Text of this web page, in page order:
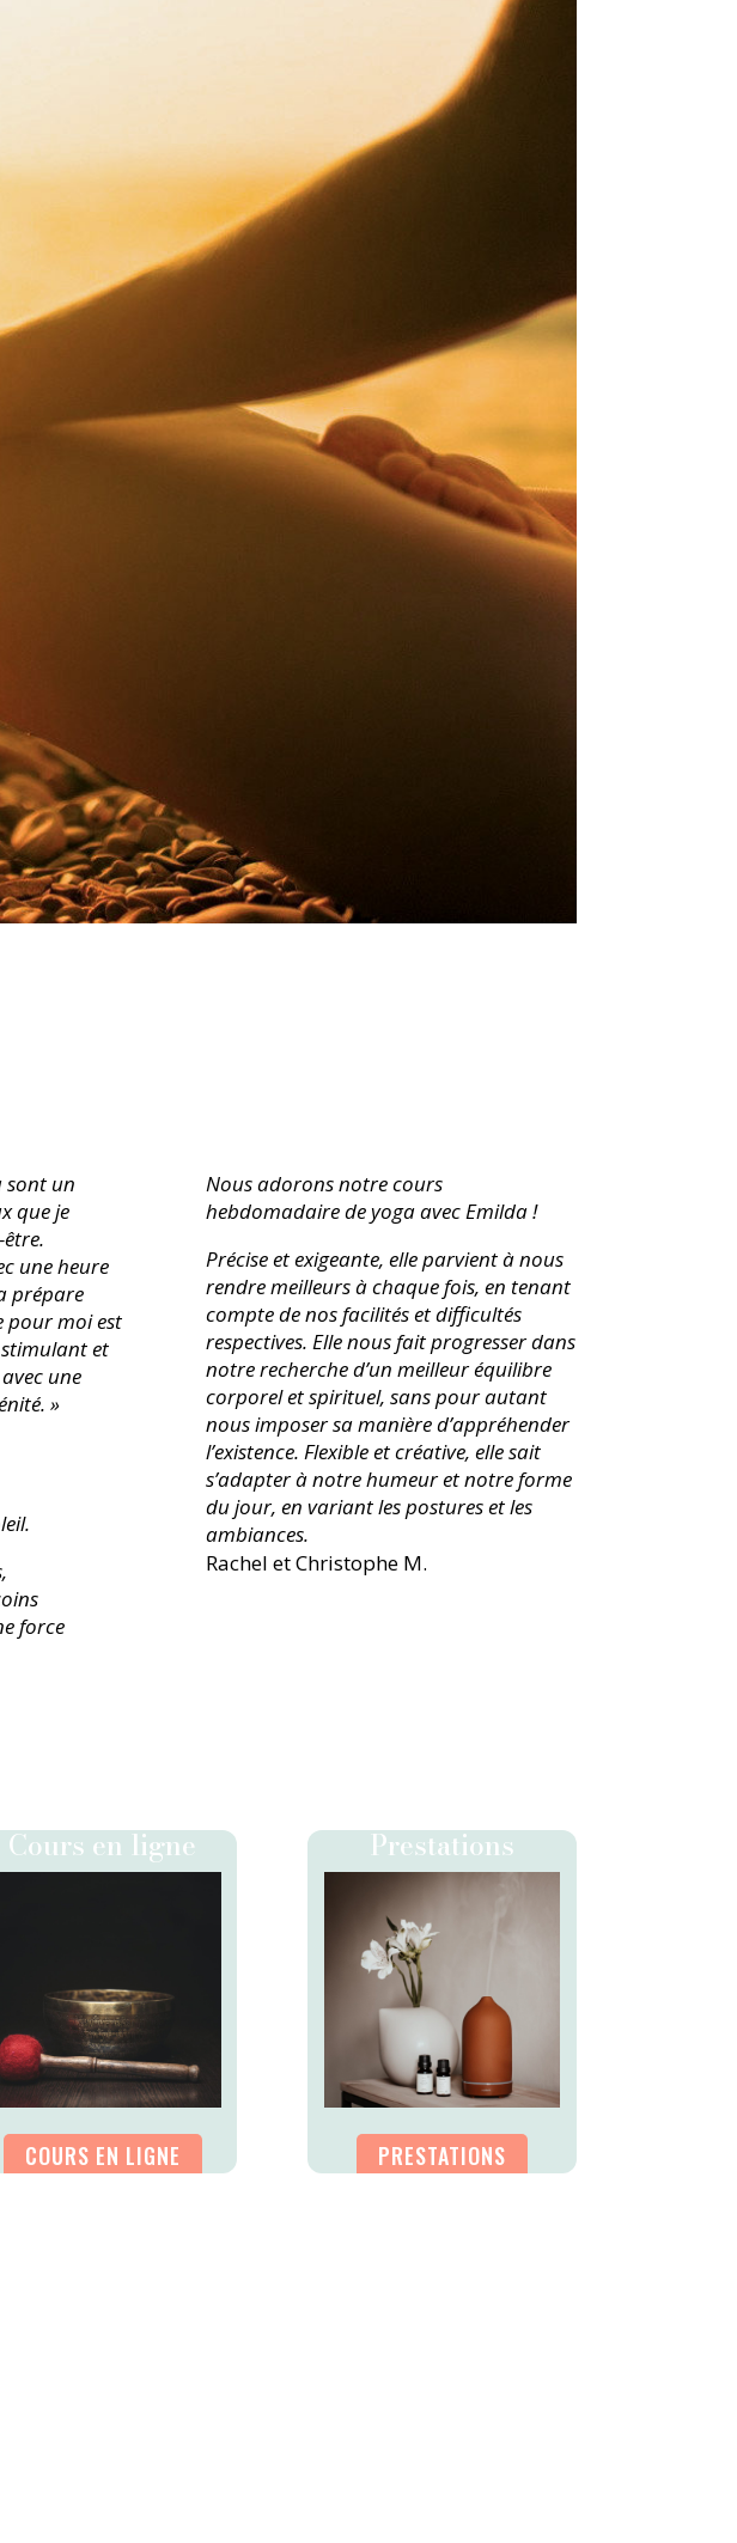
les mains sur différentes parties du corps du
posséderait par ailleurs son « intelligence
à la fois de se diriger exactement là où le
comme l’élève pendant la pratique du yoga, le
volonté, de toute intention. Vidé de toutes
mains le guider, purifiant et harmonisant le patient
être (physique, émotionnel, mental et spirituel).
seul
Reiki
sont un
que je
une heure
prépare
pour moi est
stimulant et
une
»
force
Nous adorons notre cours
hebdomadaire de yoga avec Emilda !
Précise et exigeante, elle parvient à nous
rendre meilleurs à chaque fois, en tenant
compte de nos facilités et difficultés
respectives. Elle nous fait progresser dans
notre recherche d’un meilleur équilibre
corporel et spirituel, sans pour autant
nous imposer sa manière d’appréhender
l’existence. Flexible et créative, elle sait
s’adapter à notre humeur et notre forme
du jour, en variant les postures et les
ambiances.
Rachel et Christophe M.
Cours en ligne
COURS EN LIGNE
Prestations
PRESTATIONS